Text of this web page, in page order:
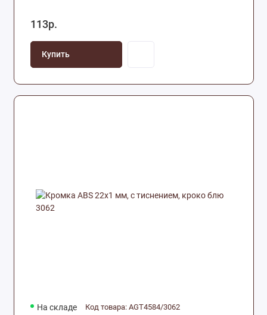
113р.
Купить
На складе Код товара: AGT4584/3062